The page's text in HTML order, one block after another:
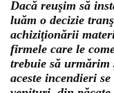
Dacă reuşim să
luăm o decizie
achiziţionării
firmele care le
trebuie să
aceste incendieri